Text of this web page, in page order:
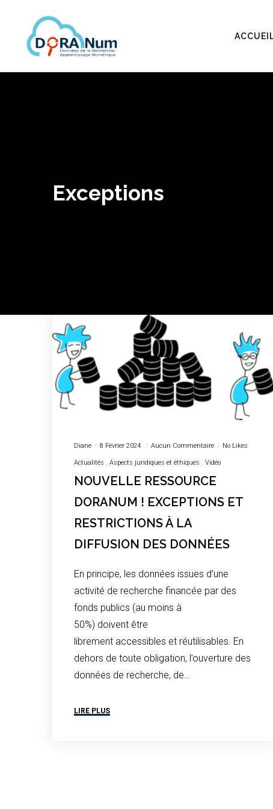
Exceptions
Diane 8 Février 2024 Aucun Commentaire No Likes
Actualités Aspects juridiques et éthiques Vidéo
NOUVELLE RESSOURCE
DORANUM ! EXCEPTIONS ET
RESTRICTIONS À LA
DIFFUSION DES DONNÉES
En principe, les données issues d’une
activité de recherche financée par des
fonds publics (au moins à
50%) doivent être
librement accessibles et réutilisables. En
dehors de toute obligation, l’ouverture des
données de recherche, de…
LIRE PLUS